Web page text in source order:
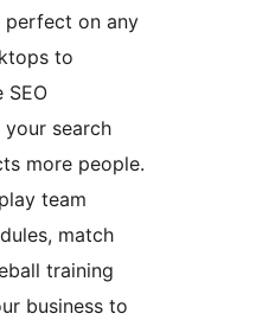
on any
to
SEO
search
more people.
team
match
training
business to